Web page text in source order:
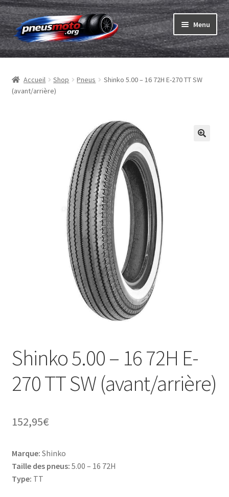
Aller
à
la
navigation
Aller
au
contenu
Menu
Pneus
Ouvrir
menu
Chambres & fonds
Ouvrir
menu
Accueil Shop Pneus
Shinko 5.00 – 16 72H E-270 TT SW
(avant/arrière)
Shinko 5.00 – 16 72H E-
270 TT SW (avant/arrière)
152,95€
Marque: Shinko
Taille des pneus: 5.00 – 16 72H
Type: TT